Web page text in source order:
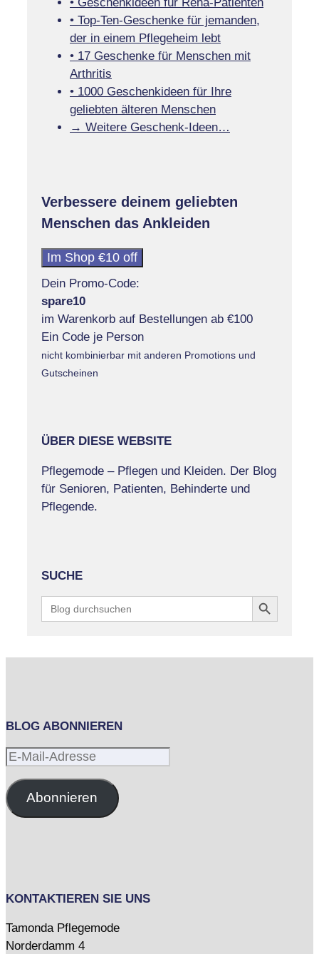
• Top-Ten-Geschenke für jemanden,
der in einem Pflegeheim lebt
• 17 Geschenke für Menschen mit
Arthritis
• 1000 Geschenkideen für Ihre
geliebten älteren Menschen
→ Weitere Geschenk-Ideen…
Verbessere deinem geliebten
Menschen das Ankleiden
Im Shop €10 off
Dein Promo-Code:
spare10
im Warenkorb auf Bestellungen ab €100
Ein Code je Person
nicht kombinierbar mit anderen Promotions und
Gutscheinen
ÜBER DIESE WEBSITE
Pflegemode – Pflegen und Kleiden. Der Blog
für Senioren, Patienten, Behinderte und
Pflegende.
SUCHE
Search
for:
Search Button
BLOG ABONNIEREN
E-
AdresseAbonnieren
KONTAKTIEREN SIE UNS
Tamonda Pflegemode
Norderdamm 4